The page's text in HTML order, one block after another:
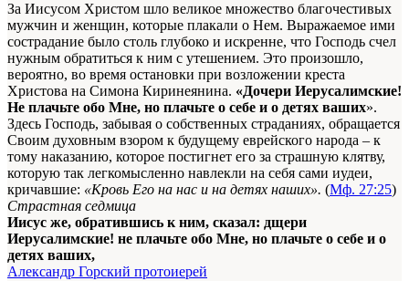
За Иисусом Христом шло великое множество благочестивых
мужчин и женщин, которые плакали о Нем. Выражаемое ими
сострадание было столь глубоко и искренне, что Господь счел
нужным обратиться к ним с утешением. Это произошло,
вероятно, во время остановки при возложении креста
Христова на Симона Киринеянина. «Дочери Иерусалимские!
Не плачьте обо Мне, но плачьте о себе и о детях ваших».
Здесь Господь, забывая о собственных страданиях, обращается
Своим духовным взором к будущему еврейского народа – к
тому наказанию, которое постигнет его за страшную клятву,
которую так легкомысленно навлекли на себя сами иудеи,
кричавшие: «Кровь Его на нас и на детях наших». (Мф. 27:25)
Страстная седмица
Иисус же, обратившись к ним, сказал: дщери
Иерусалимские! не плачьте обо Мне, но плачьте о себе и о
детях ваших,
Александр Горский протоиерей